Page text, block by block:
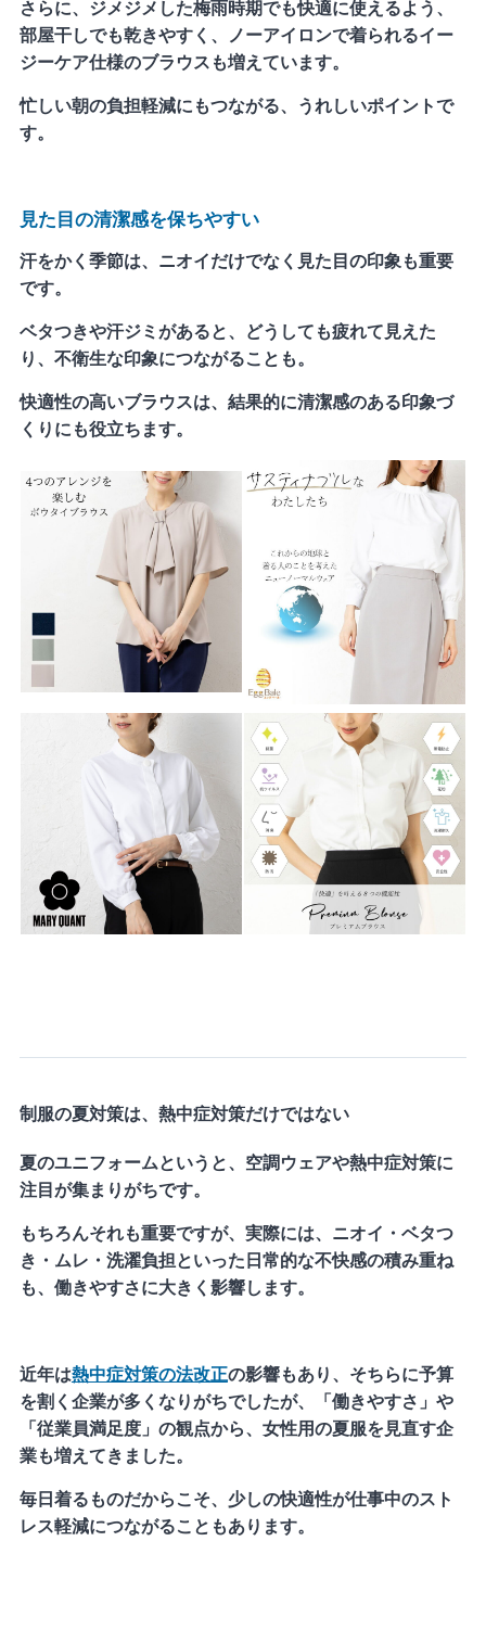
さらに、ジメジメした梅雨時期でも快適に使えるよう、
部屋干しでも乾きやすく、ノーアイロンで着られるイー
ジーケア仕様のブラウスも増えています。
忙しい朝の負担軽減にもつながる、うれしいポイントで
す。
見た目の清潔感を保ちやすい
汗をかく季節は、ニオイだけでなく見た目の印象も重要
です。
ベタつきや汗ジミがあると、どうしても疲れて見えた
り、不衛生な印象につながることも。
快適性の高いブラウスは、結果的に清潔感のある印象づ
くりにも役立ちます。
制服の夏対策は、熱中症対策だけではない
夏のユニフォームというと、空調ウェアや熱中症対策に
注目が集まりがちです。
もちろんそれも重要ですが、実際には、ニオイ・ベタつ
き・ムレ・洗濯負担といった日常的な不快感の積み重ね
も、働きやすさに大きく影響します。
近年は熱中症対策の法改正の影響もあり、そちらに予算
を割く企業が多くなりがちでしたが、「働きやすさ」や
「従業員満足度」の観点から、女性用の夏服を見直す企
業も増えてきました。
毎日着るものだからこそ、少しの快適性が仕事中のスト
レス軽減につながることもあります。